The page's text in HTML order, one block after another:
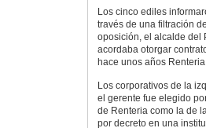
Los cinco ediles
través de una filtración
oposición, el alcalde del
acordaba otorgar
hace unos años
Los corporativos de la
el gerente fue elegido
de Renteria como la de
por decreto en una